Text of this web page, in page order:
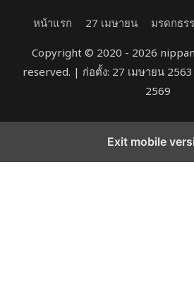
หน้าแรก 27 เมษายน มรดกธร
Copyright © 2020 - 2026
reserved. | ก่อตั้ง: 27 เมษายน
2569
Exit mobile